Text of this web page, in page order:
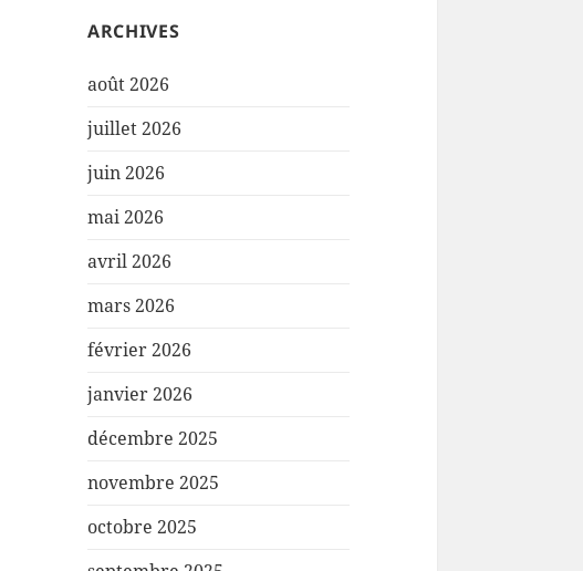
ARCHIVES
août 2026
juillet 2026
juin 2026
mai 2026
avril 2026
mars 2026
février 2026
janvier 2026
décembre 2025
novembre 2025
octobre 2025